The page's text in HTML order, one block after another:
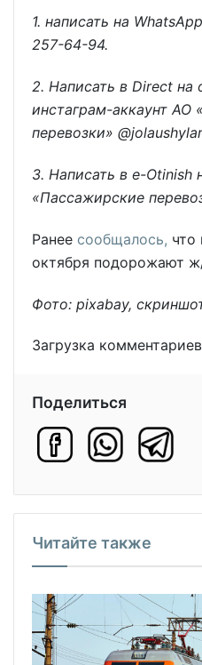
1. написать на
257-64-94.
2. Написать в Direct на
инстаграм-аккаунт АО
перевозки»
3. Написать в e-Otinish
«Пассажирские
Ранее сообщалось, что
октября подорожают
Фото: pixabay,
Загрузка
Поделиться
Читайте также